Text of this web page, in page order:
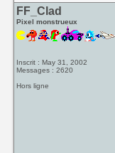
FF_Clad
Pixel monstrueux
Inscrit : May 31, 2002
Messages : 2620
Hors ligne